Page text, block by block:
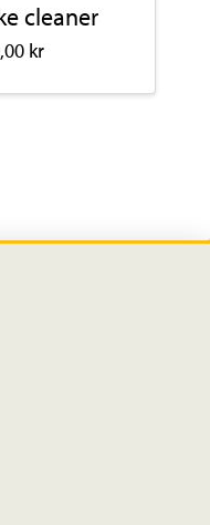
cleaner
krPrisintervall:
209,00 kr